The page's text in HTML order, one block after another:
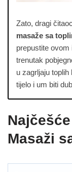
Zato, dragi
masaže sa
prepustite
trenutak
u zagrljaju
tijelo i um biti
Masaži